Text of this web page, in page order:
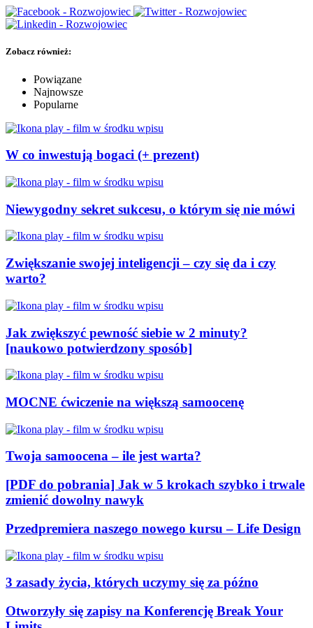
Zobacz również:
Powiązane
Najnowsze
Popularne
W co inwestują bogaci (+ prezent)
Niewygodny sekret sukcesu, o którym się nie mówi
Zwiększanie swojej inteligencji – czy się da i czy
warto?
Jak zwiększyć pewność siebie w 2 minuty?
[naukowo potwierdzony sposób]
MOCNE ćwiczenie na większą samoocenę
Twoja samoocena – ile jest warta?
[PDF do pobrania] Jak w 5 krokach szybko i trwale
zmienić dowolny nawyk
Przedpremiera naszego nowego kursu – Life Design
3 zasady życia, których uczymy się za późno
Otworzyły się zapisy na Konferencję Break Your